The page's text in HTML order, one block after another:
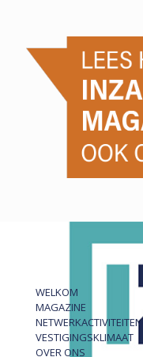
WELKOM
MAGAZINE
NETWERKACTIVITEITEN
VESTIGINGSKLIMAAT
OVER ONS